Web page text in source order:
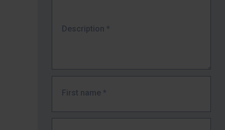
Description *
First name *